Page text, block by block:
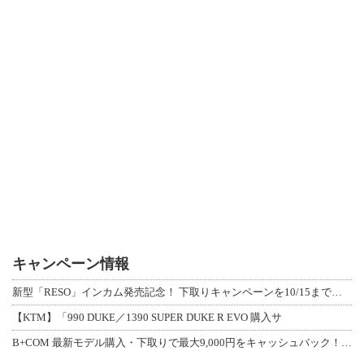
キャンペーン情報
【KTM】「990 DUKE／1390 SUPER DUKE R EVO 購入サ